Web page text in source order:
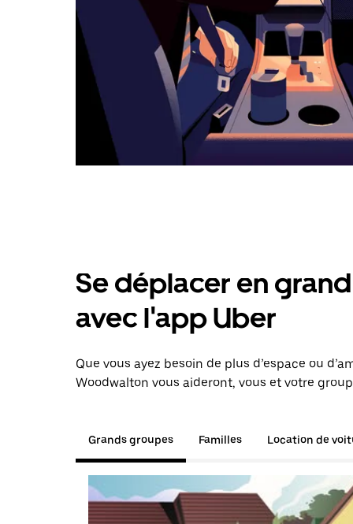
Se déplacer en
avec l'app Uber
Que vous ayez besoin de plus d’espace ou
Woodwalton vous aideront, vous et votre
Grands groupes Familles Location de